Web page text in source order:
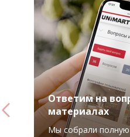
Ответим на
материалах
Мы собрали